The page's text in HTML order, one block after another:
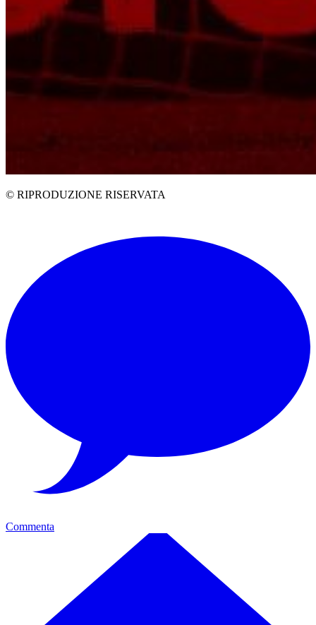
© RIPRODUZIONE RISERVATA
Commenta